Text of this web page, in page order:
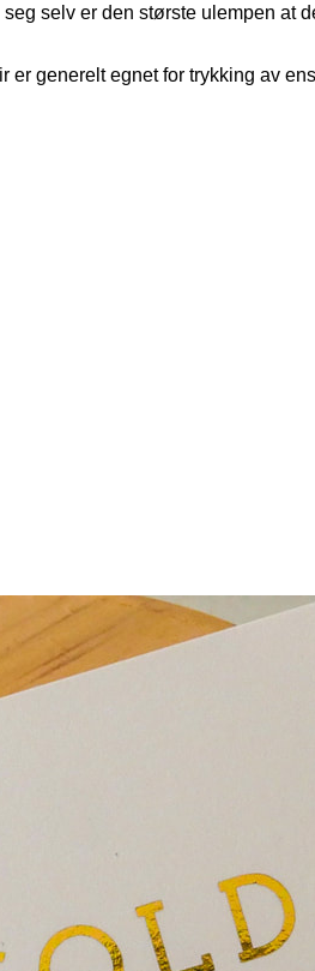
selv er den største ulempen at
generelt egnet for trykking av